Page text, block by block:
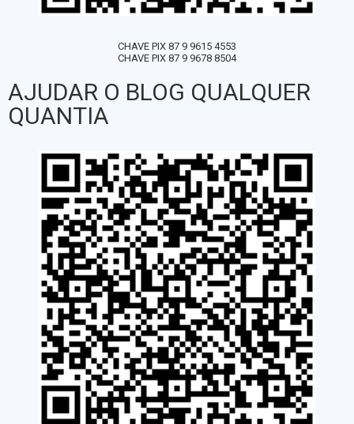
CHAVE PIX 87 9 9615 4553
CHAVE PIX 87 9 9678 8504
AJUDAR O BLOG QUALQUER
QUANTIA